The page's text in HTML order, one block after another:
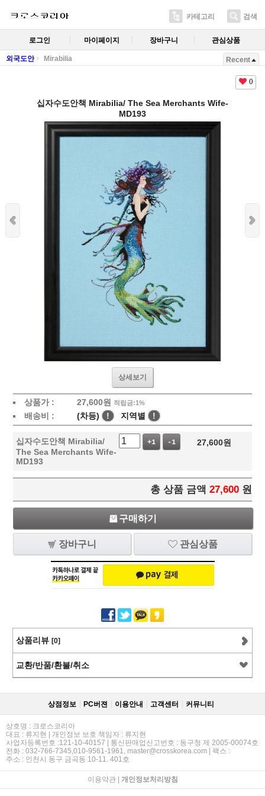
카테고리 검색
로그인 마이페이지 장바구니 관심상품
외국도안 Mirabilia Recent
0
십자수도안책 Mirabilia/ The Sea Merchants Wife-
MD193
상세보기
상품가 : 27,600원 적립금:1%
배송비 : (차등) ! 지역별 !
십자수도안책 Mirabilia/
The Sea Merchants Wife-
MD193
+1 -1 27,600원
총 상품 금액 27,600 원
구매하기
장바구니 관심상품
상품리뷰 [0]
교환/반품/환불/취소
상점정보 PC버젼 이용안내 고객센터 커뮤니티
상호명 : 크로스코리아
대표 : 류지현 | 개인정보 보호 책임자 : 류지현
사업자등록번호 :121-10-40157 | 통신판매업신고번호 : 동구청 제 2005-00074호
전화 : 032-766-7345,010-9561-1961, master@crosskorea.com | 팩스 :
주소 : 인천시 동구 금곡동 10-11. 401호
이용약관| 개인정보처리방침